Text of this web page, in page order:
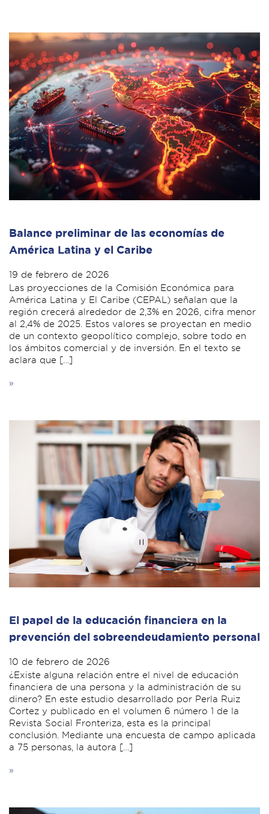
Balance preliminar de las economías de
América Latina y el Caribe
19 de febrero de 2026
Las proyecciones de la Comisión Económica para
América Latina y El Caribe (CEPAL) señalan que la
región crecerá alrededor de 2,3% en 2026, cifra menor
al 2,4% de 2025. Estos valores se proyectan en medio
de un contexto geopolítico complejo, sobre todo en
los ámbitos comercial y de inversión. En el texto se
aclara que […]
»
El papel de la educación financiera en la
prevención del sobreendeudamiento personal
10 de febrero de 2026
¿Existe alguna relación entre el nivel de educación
financiera de una persona y la administración de su
dinero? En este estudio desarrollado por Perla Ruiz
Cortez y publicado en el volumen 6 número 1 de la
Revista Social Fronteriza, esta es la principal
conclusión. Mediante una encuesta de campo aplicada
a 75 personas, la autora […]
»